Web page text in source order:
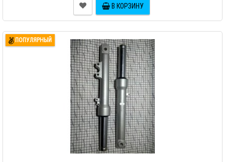
В КОРЗИНУ
ПОПУЛЯРНЫЙ